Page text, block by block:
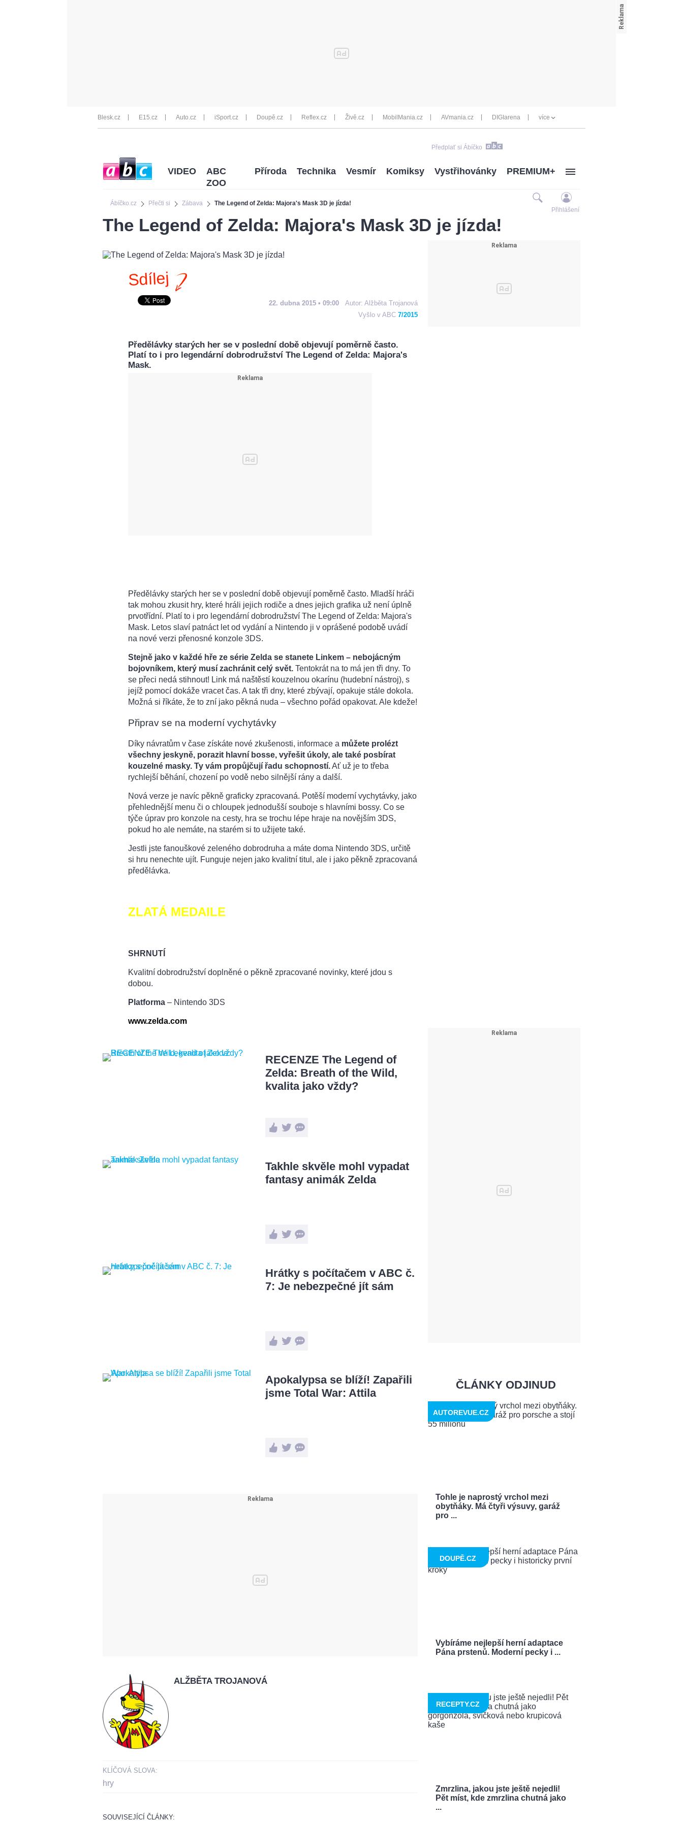
Blesk.cz E15.cz Auto.cz iSport.cz Doupě.cz Reflex.cz Živě.cz MobilMania.cz AVmania.cz DIGIarena více
Předplať si Ábíčko
Ábíčko.cz Přečti si Zábava The Legend of Zelda: Majora's Mask 3D je jízda!
VIDEO
ABC
ZOO
Příroda Technika Vesmír Komiksy Vystřihovánky PREMIUM+
Přihlášení
The Legend of Zelda: Majora's Mask 3D je jízda!
Sdílej
22. dubna 2015 • 09:00 Autor: Alžběta Trojanová
Vyšlo v ABC 7/2015
Předělávky starých her se v poslední době objevují poměrně často.
Platí to i pro legendární dobrodružství The Legend of Zelda: Majora's
Mask.
Předělávky starých her se v poslední době objevují poměrně často. Mladší hráči
tak mohou zkusit hry, které hráli jejich rodiče a dnes jejich grafika už není úplně
prvotřídní. Platí to i pro legendární dobrodružství The Legend of Zelda: Majora's
Mask. Letos slaví patnáct let od vydání a Nintendo ji v oprášené podobě uvádí
na nové verzi přenosné konzole 3DS.
Stejně jako v každé hře ze série Zelda se stanete Linkem – nebojácným
bojovníkem, který musí zachránit celý svět. Tentokrát na to má jen tři dny. To
se přeci nedá stihnout! Link má naštěstí kouzelnou okarínu (hudební nástroj), s
jejíž pomocí dokáže vracet čas. A tak tři dny, které zbývají, opakuje stále dokola.
Možná si říkáte, že to zní jako pěkná nuda – všechno pořád opakovat. Ale kdeže!
Připrav se na moderní vychytávky
Díky návratům v čase získáte nové zkušenosti, informace a můžete prolézt
všechny jeskyně, porazit hlavní bosse, vyřešit úkoly, ale také posbírat
kouzelné masky. Ty vám propůjčují řadu schopností.Ať už je to třeba
rychlejší běhání, chození po vodě nebo silnější rány a další.
Nová verze je navíc pěkně graficky zpracovaná. Potěší moderní vychytávky, jako
přehlednější menu či o chloupek jednodušší souboje s hlavními bossy. Co se
týče úprav pro konzole na cesty, hra se trochu lépe hraje na novějším 3DS,
pokud ho ale nemáte, na starém si to užijete také.
Jestli jste fanouškové zeleného dobrodruha a máte doma Nintendo 3DS, určitě
si hru nenechte ujít. Funguje nejen jako kvalitní titul, ale i jako pěkně zpracovaná
předělávka.
ZLATÁ MEDAILE
SHRNUTÍ
Kvalitní dobrodružství doplněné o pěkně zpracované novinky, které jdou s
dobou.
Platforma – Nintendo 3DS
www.zelda.com
RECENZE The Legend of
Zelda: Breath of the Wild,
kvalita jako vždy?
Takhle skvěle mohl vypadat
fantasy animák Zelda
Hrátky s počítačem v ABC č.
7: Je nebezpečné jít sám
Apokalypsa se blíží! Zapařili
jsme Total War: Attila
ALŽBĚTA TROJANOVÁ
KLÍČOVÁ SLOVA:
hry
SOUVISEJÍCÍ ČLÁNKY:
ČLÁNKY ODJINUD
Tohle je naprostý vrchol mezi
obytňáky. Má čtyři výsuvy, garáž
pro ...
AUTOREVUE.CZ
Vybíráme nejlepší herní adaptace
Pána prstenů. Moderní pecky i ...
DOUPĚ.CZ
Zmrzlina, jakou jste ještě nejedli!
Pět míst, kde zmrzlina chutná jako
...
RECEPTY.CZ